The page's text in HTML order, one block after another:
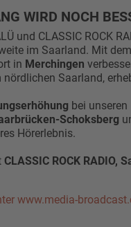
WIRD NOCH
und CLASSIC ROCK
im Saarland. Mit dem
in Merchingen
Saarland,
bei unseren
Schoksberg
Hörerlebnis.
CLASSIC ROCK RADIO,
www.media-